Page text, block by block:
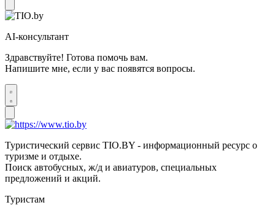
AI-консультант
Здравствуйте! Готова помочь вам.
Напишите мне, если у вас появятся вопросы.
Туристический сервис TIO.BY - информационный ресурс о
туризме и отдыхе.
Поиск автобусных, ж/д и авиатуров, специальных
предложений и акций.
Туристам